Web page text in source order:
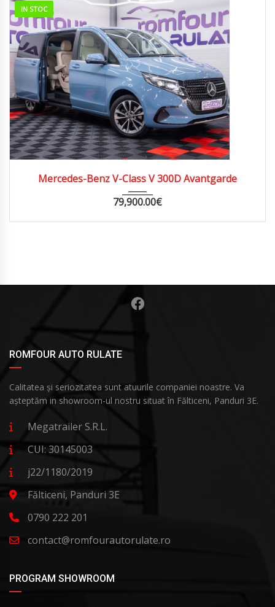
IN STOC
Mercedes-Benz V-Class V 300D Avantgarde
79,900.00€
ROMFOUR AUTO RULATE
Calitatea și seriozitatea sunt atuurile companiei noastre. Va
așteptăm in showroom-ul nostru situat în Fălticeni, Panduri 3E.
Megatrailer S.R.L.
CUI: 30145003
j22/1180/2019
Fălticeni, Panduri 3E
0790 222 201
contact@romfourautorulate.ro
PROGRAM SHOWROOM